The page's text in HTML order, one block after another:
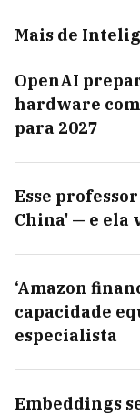
Mais de
OpenAI
hardware
para 2027
Esse
China' — e ela
‘Amazon
capacidade
especialista
Embeddings